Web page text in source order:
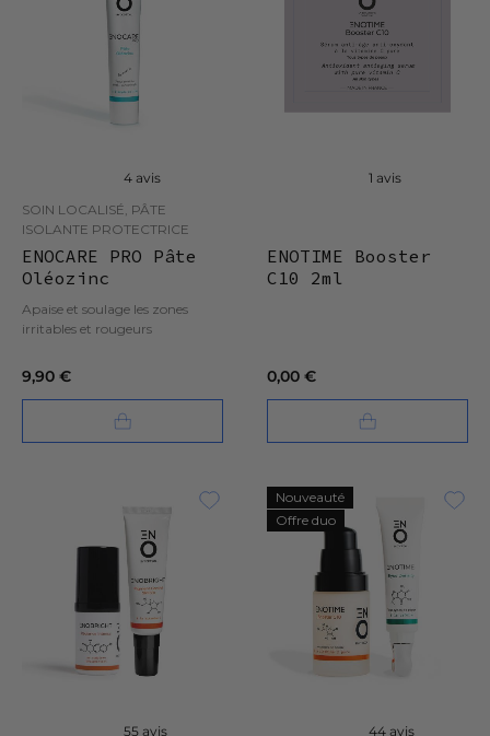
4 avis
SOIN LOCALISÉ, PÂTE
ISOLANTE PROTECTRICE
ENOCARE PRO Pâte
Oléozinc
Apaise et soulage les zones
irritables et rougeurs
9,90 €
1 avis
ENOTIME Booster
C10 2ml
0,00 €
55 avis
Nouveauté
Offre duo
44 avis